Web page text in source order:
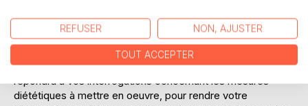
Pour optimiser mes performances sportives, quel est
l'intérêt nutritionnel du hareng ? Puis-je consommer du foie
de veau ? Et la cerise confite me sera-t-elle préjudiciable ?
D'un simple coup d'oeil, ce dictionnaire alimentaire
répondra à vos interrogations concernant les mesures
diététiques à mettre en oeuvre, pour rendre votre
REFUSER NON, AJUSTER
TOUT ACCEPTER